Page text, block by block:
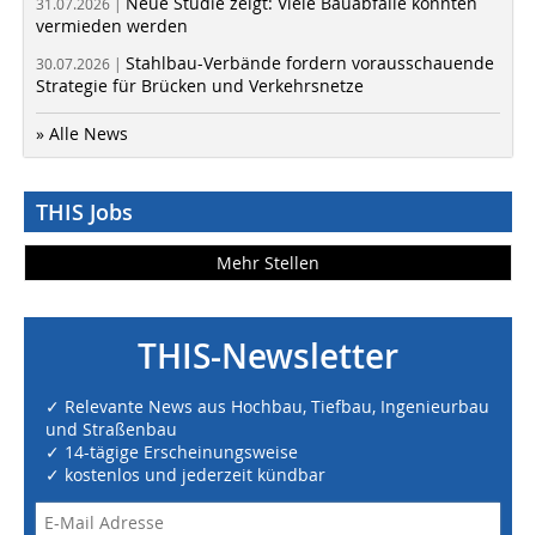
31.07.2026 |
vermieden werden
30.07.2026 | Stahlbau-Verbände fordern vorausschauende
Strategie für Brücken und Verkehrsnetze
» Alle News
THIS Jobs
Mehr Stellen
THIS-Newsletter
✓ Relevante News aus Hochbau, Tiefbau, Ingenieurbau
und Straßenbau
✓ 14-tägige Erscheinungsweise
✓ kostenlos und jederzeit kündbar